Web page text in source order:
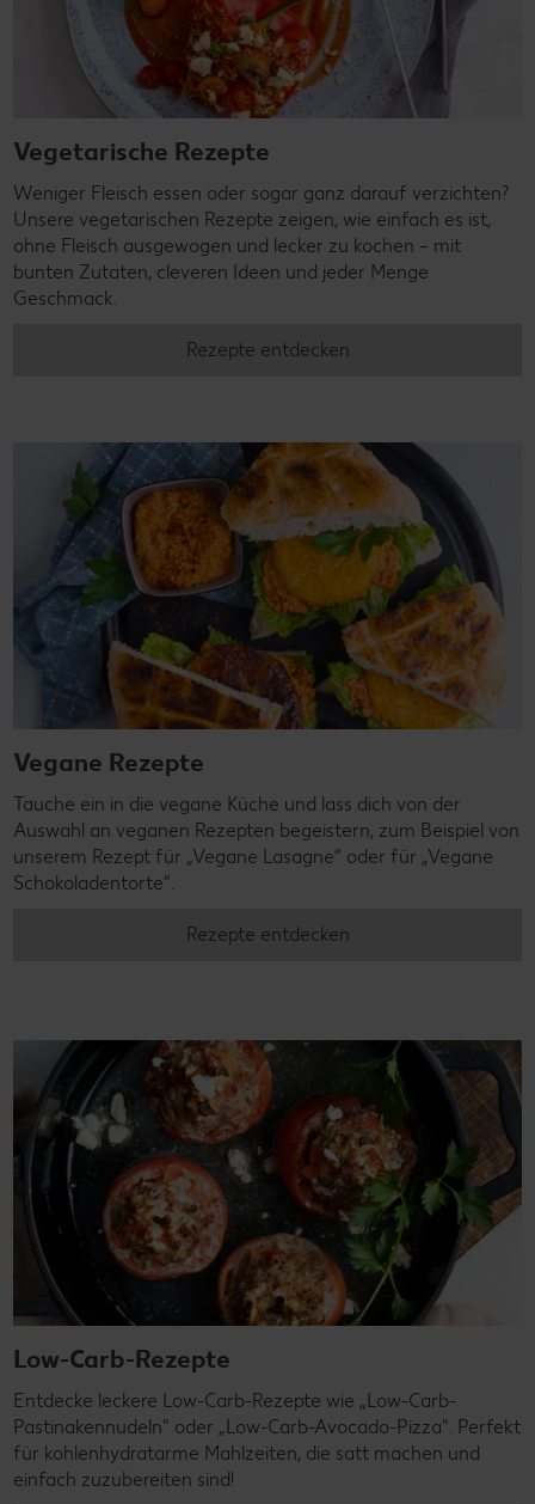
Vegetarische Rezepte
Weniger Fleisch essen oder sogar ganz darauf verzichten?
Unsere vegetarischen Rezepte zeigen, wie einfach es ist,
ohne Fleisch ausgewogen und lecker zu kochen – mit
bunten Zutaten, cleveren Ideen und jeder Menge
Geschmack.
Rezepte entdecken
Vegane Rezepte
Tauche ein in die vegane Küche und lass dich von der
Auswahl an veganen Rezepten begeistern, zum Beispiel von
unserem Rezept für „Vegane Lasagne“ oder für „Vegane
Schokoladentorte“.
Rezepte entdecken
Low-Carb-Rezepte
Entdecke leckere Low-Carb-Rezepte wie „Low-Carb-
Pastinakennudeln" oder „Low-Carb-Avocado-Pizza". Perfekt
für kohlenhydratarme Mahlzeiten, die satt machen und
einfach zuzubereiten sind!